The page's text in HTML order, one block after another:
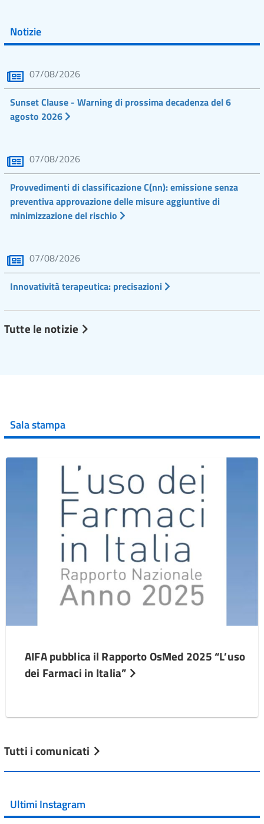
Notizie
07/08/2026
Sunset Clause - Warning di prossima decadenza del 6
agosto 2026
07/08/2026
Provvedimenti di classificazione C(nn): emissione senza
preventiva approvazione delle misure aggiuntive di
minimizzazione del rischio
07/08/2026
Innovatività terapeutica: precisazioni
Tutte le notizie
Sala stampa
AIFA pubblica il Rapporto OsMed 2025 “L’uso
dei Farmaci in Italia”
Tutti i comunicati
Ultimi Instagram